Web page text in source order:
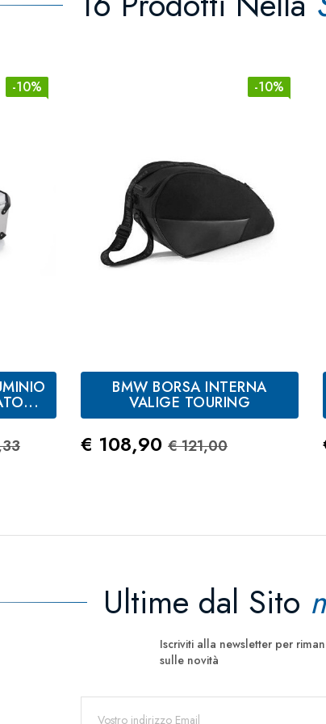
-10%
Standard
-10%
BMW BORSA INTERNA
VALIGE TOURING
Prezzo
€ 108,90 Prezzo Standard
€ 121,00
Ultime dal Sito
Iscriviti alla newsletter per
sulle novità